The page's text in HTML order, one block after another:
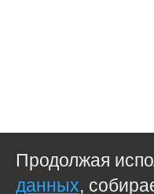
Продолжая
данных,